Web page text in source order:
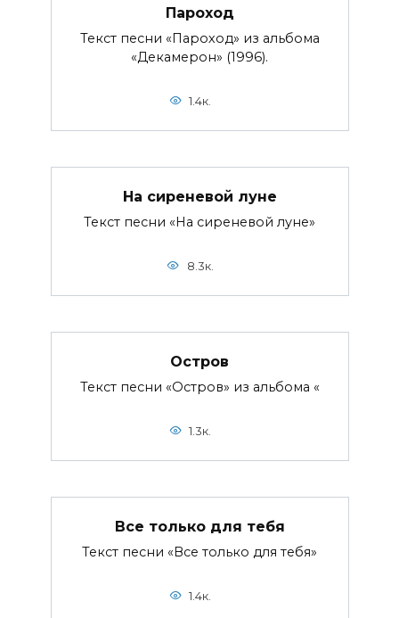
Пароход
Текст песни «Пароход» из альбома
«Декамерон» (1996).
1.4к.
На сиреневой луне
Текст песни «На сиреневой луне»
8.3к.
Остров
Текст песни «Остров» из альбома «
1.3к.
Все только для тебя
Текст песни «Все только для тебя»
1.4к.